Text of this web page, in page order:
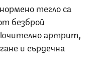
тегло са
безброй
артрит,
и сърдечна